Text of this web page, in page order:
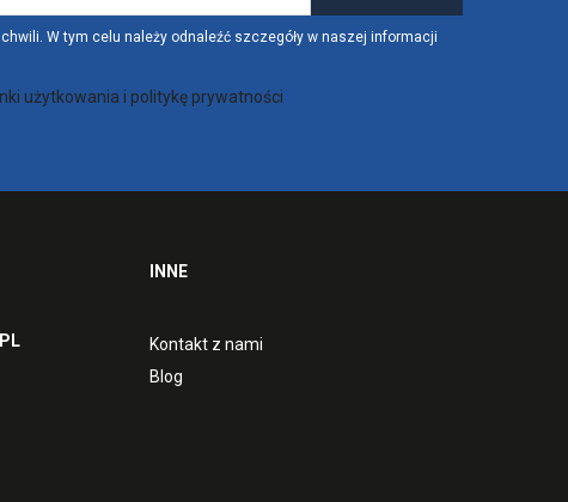
W tym celu należy odnaleźć szczegóły w naszej informacji
użytkowania i politykę prywatności
INNE
Kontakt z nami
Blog